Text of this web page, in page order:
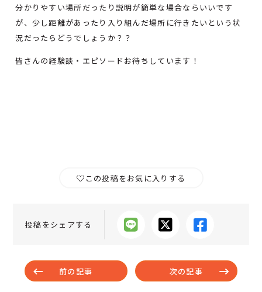
分かりやすい場所だったり説明が簡単な場合ならいいです
が、少し距離があったり入り組んだ場所に行きたいという状
況だったらどうでしょうか？？
皆さんの経験談・エピソードお待ちしています！
この投稿をお気に入りする
投稿をシェアする
前の記事 次の記事